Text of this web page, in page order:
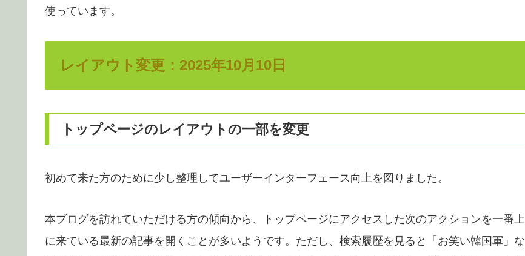
使っています。
レイアウト変更：2025年10月10日
トップページのレイアウトの一部を変更
初めて来た方のために少し整理してユーザーインターフェース向上を図りました。
本ブログを訪れていただける方の傾向から、トップページにアクセスした次のアクションを一番上
に来ている最新の記事を開くことが多いようです。ただし、検索履歴を見ると「お笑い韓国軍」な